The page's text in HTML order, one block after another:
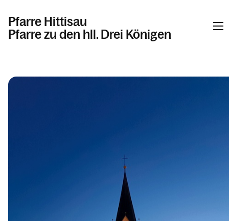
Pfarre Hittisau
Pfarre zu den hll. Drei Königen